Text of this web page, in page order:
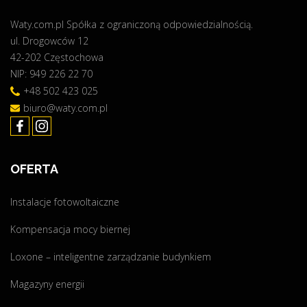
j
P
r
ą
d
5
0
Waty.com.pl Spółka z ograniczoną odpowiedzialnością.
ul. Drogowców 12
42-202 Częstochowa
NIP: 949 226 22 70
+48 502 423 025
biuro@waty.com.pl
OFERTA
Instalacje fotowoltaiczne
Kompensacja mocy biernej
Loxone – inteligentne zarządzanie budynkiem
Magazyny energii